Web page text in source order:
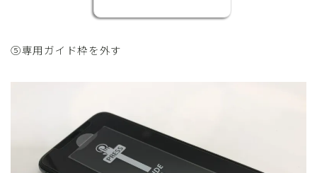
⑤専用ガイド枠を外す